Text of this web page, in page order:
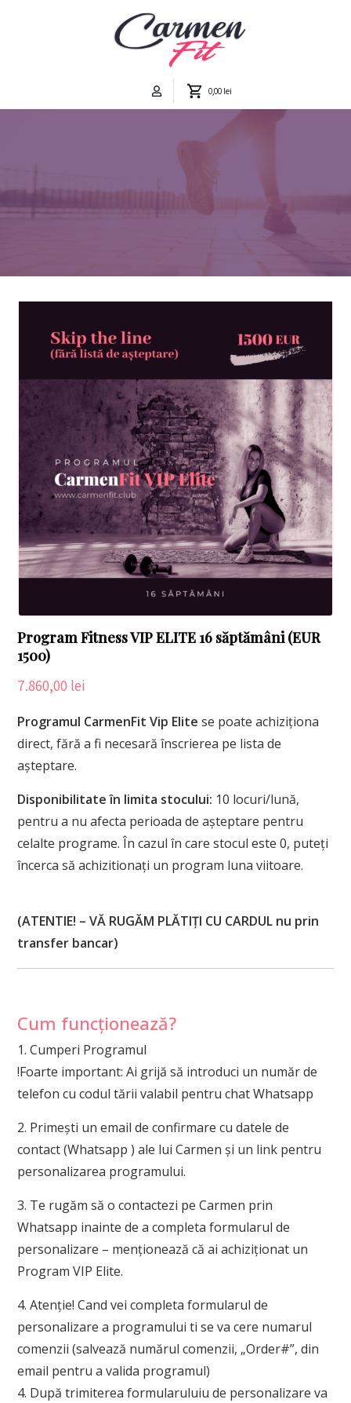
0,00 lei
Program Fitness VIP ELITE 16 săptămâni (EUR
1500)
7.860,00 lei
Programul CarmenFit Vip Elite se poate achiziționa
direct, fără a fi necesară înscrierea pe lista de
așteptare.
Disponibilitate în limita stocului: 10 locuri/lună,
pentru a nu afecta perioada de așteptare pentru
celalte programe. În cazul în care stocul este 0, puteți
încerca să achizitionați un program luna viitoare.
(ATENTIE! – VĂ RUGĂM PLĂTIȚI CU CARDUL nu prin
transfer bancar)
Cum funcționează?
1. Cumperi Programul
!Foarte important: Ai grijă să introduci un număr de
telefon cu codul tării valabil pentru chat Whatsapp
2. Primești un email de confirmare cu datele de
contact (Whatsapp ) ale lui Carmen și un link pentru
personalizarea programului.
3. Te rugăm să o contactezi pe Carmen prin
Whatsapp inainte de a completa formularul de
personalizare – menționează că ai achiziționat un
Program VIP Elite.
4. Atenție! Cand vei completa formularul de
personalizare a programului ti se va cere numarul
comenzii (salvează numărul comenzii, „Order#”, din
email pentru a valida programul)
4. După trimiterea formularuluiu de personalizare va